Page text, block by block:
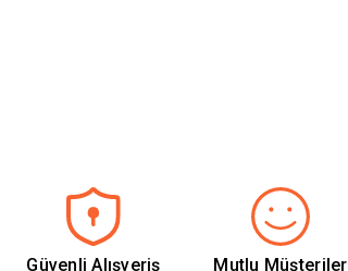
Güvenli Alışveriş Mutlu Müşteriler